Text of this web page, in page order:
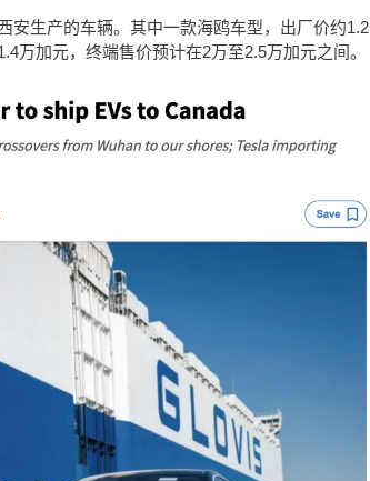
安生产的车辆。其中一款海鸥车型，出厂价约1.2
万加元，终端售价预计在2万至2.5万加元之间。